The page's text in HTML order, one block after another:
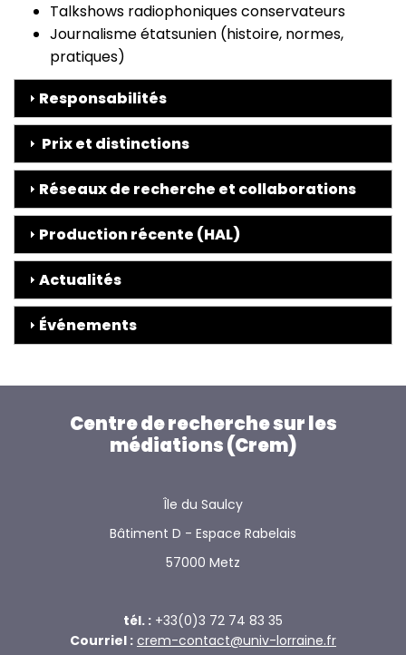
Talkshows radiophoniques conservateurs
Journalisme étatsunien (histoire, normes,
pratiques)
Responsabilités
Prix et distinctions
Réseaux de recherche et collaborations
Production récente (HAL)
Actualités
Événements
Centre de recherche sur les
médiations (Crem)
Île du Saulcy
Bâtiment D - Espace Rabelais
57000 Metz
tél. : +33(0)3 72 74 83 35
Courriel : crem-contact@univ-lorraine.fr